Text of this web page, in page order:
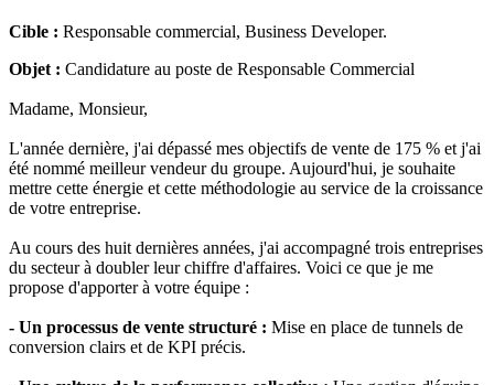
Cible : Responsable commercial, Business Developer.
Objet : Candidature au poste de Responsable Commercial
Madame, Monsieur,
L'année dernière, j'ai dépassé mes objectifs de vente de 175 % et j'ai
été nommé meilleur vendeur du groupe. Aujourd'hui, je souhaite
mettre cette énergie et cette méthodologie au service de la croissance
de votre entreprise.
Au cours des huit dernières années, j'ai accompagné trois entreprises
du secteur à doubler leur chiffre d'affaires. Voici ce que je me
propose d'apporter à votre équipe :
- Un processus de vente structuré : Mise en place de tunnels de
conversion clairs et de KPI précis.